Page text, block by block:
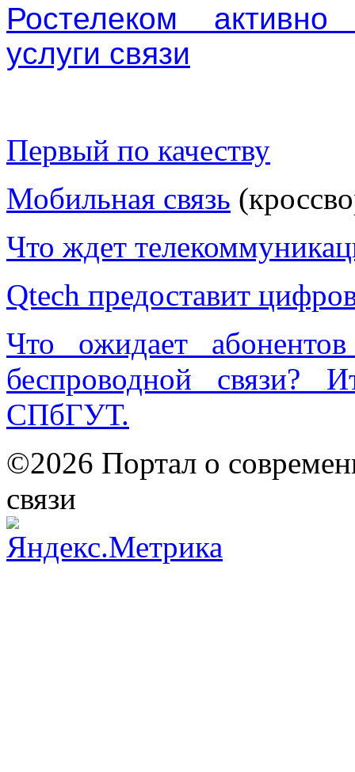
Ростелеком активно
услуги связи
Первый по качеству
Мобильная связь
Что ждет
Qtech предоставит
Что ожидает
беспроводной связи?
СПбГУТ.
©2026 Портал о
связи